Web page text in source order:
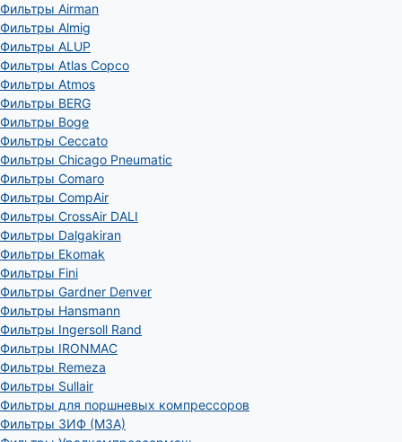
Фильтры Airman
Фильтры Almig
Фильтры ALUP
Фильтры Atlas Copco
Фильтры Atmos
Фильтры BERG
Фильтры Boge
Фильтры Ceccato
Фильтры Chicago Pneumatic
Фильтры Comaro
Фильтры CompAir
Фильтры CrossAir DALI
Фильтры Dalgakiran
Фильтры Ekomak
Фильтры Fini
Фильтры Gardner Denver
Фильтры Hansmann
Фильтры Ingersoll Rand
Фильтры IRONMAC
Фильтры Remeza
Фильтры Sullair
Фильтры для поршневых компрессоров
Фильтры ЗИФ (МЗА)